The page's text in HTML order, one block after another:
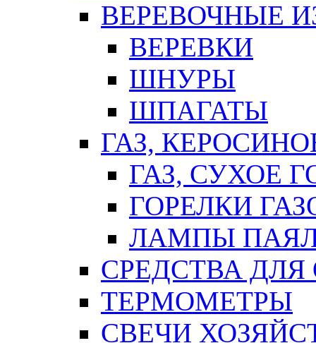
ВЕРЕВОЧНЫЕ
ВЕРЕВКИ
ШНУРЫ
ШПАГАТЫ
ГАЗ,
ГАЗ, СУХОЕ
ГОРЕЛКИ
ЛАМПЫ
СРЕДСТВА
ТЕРМОМЕТРЫ
СВЕЧИ